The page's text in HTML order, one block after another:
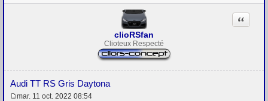
clioRSfan
Clioteux Respecté
Audi TT RS Gris Daytona
Citation
mar. 11 oct. 2022 08:54